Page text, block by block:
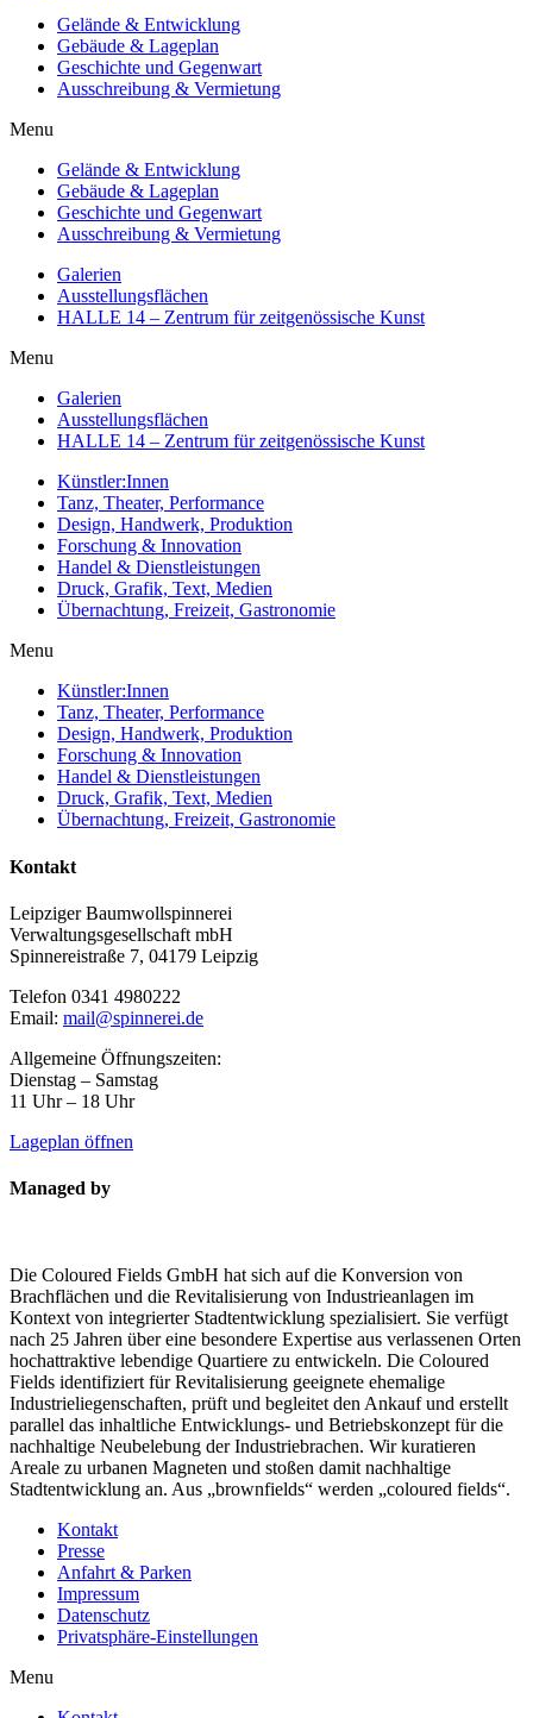
Gelände & Entwicklung
Gebäude & Lageplan
Geschichte und Gegenwart
Ausschreibung & Vermietung
Menu
Gelände & Entwicklung
Gebäude & Lageplan
Geschichte und Gegenwart
Ausschreibung & Vermietung
Galerien
Ausstellungsflächen
HALLE 14 – Zentrum für zeitgenössische Kunst
Menu
Galerien
Ausstellungsflächen
HALLE 14 – Zentrum für zeitgenössische Kunst
Künstler:Innen
Tanz, Theater, Performance
Design, Handwerk, Produktion
Forschung & Innovation
Handel & Dienstleistungen
Druck, Grafik, Text, Medien
Übernachtung, Freizeit, Gastronomie
Menu
Künstler:Innen
Tanz, Theater, Performance
Design, Handwerk, Produktion
Forschung & Innovation
Handel & Dienstleistungen
Druck, Grafik, Text, Medien
Übernachtung, Freizeit, Gastronomie
Kontakt
Leipziger Baumwollspinnerei
Verwaltungsgesellschaft mbH
Spinnereistraße 7, 04179 Leipzig
Telefon 0341 4980222
Email: mail@spinnerei.de
Allgemeine Öffnungszeiten:
Dienstag – Samstag
11 Uhr – 18 Uhr
Lageplan öffnen
Managed by
Die Coloured Fields GmbH hat sich auf die Konversion von
Brachflächen und die Revitalisierung von Industrieanlagen im
Kontext von integrierter Stadtentwicklung spezialisiert. Sie verfügt
nach 25 Jahren über eine besondere Expertise aus verlassenen Orten
hochattraktive lebendige Quartiere zu entwickeln. Die Coloured
Fields identifiziert für Revitalisierung geeignete ehemalige
Industrieliegenschaften, prüft und begleitet den Ankauf und erstellt
parallel das inhaltliche Entwicklungs- und Betriebskonzept für die
nachhaltige Neubelebung der Industriebrachen. Wir kuratieren
Areale zu urbanen Magneten und stoßen damit nachhaltige
Stadtentwicklung an. Aus „brownfields“ werden „coloured fields“.
Kontakt
Presse
Anfahrt & Parken
Impressum
Datenschutz
Privatsphäre-Einstellungen
Menu